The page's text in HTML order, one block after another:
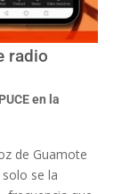
radio
PUCE en la
de Guamote
se la